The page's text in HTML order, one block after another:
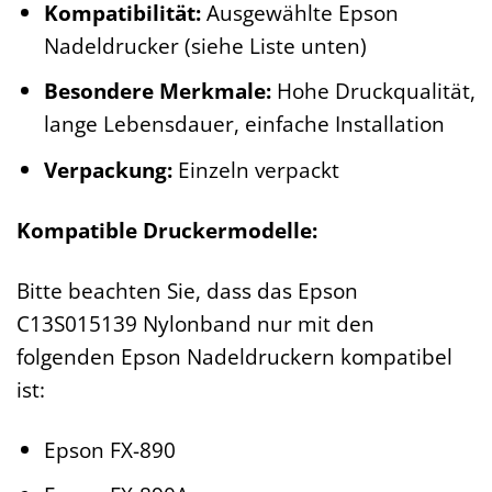
Kompatibilität:Ausgewählte Epson
Nadeldrucker (siehe Liste unten)
Besondere Merkmale:Hohe Druckqualität,
lange Lebensdauer, einfache Installation
Verpackung:Einzeln verpackt
Kompatible Druckermodelle:
Bitte beachten Sie, dass das Epson
C13S015139 Nylonband nur mit den
folgenden Epson Nadeldruckern kompatibel
ist:
Epson FX-890